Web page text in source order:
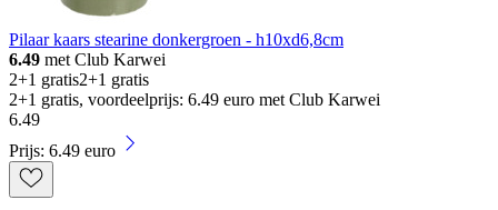
Pilaar kaars stearine donkergroen - h10xd6,8cm
6.49 met Club Karwei
2+1 gratis2+1 gratis
2+1 gratis, voordeelprijs: 6.49 euro met Club Karwei
6.49
Prijs: 6.49 euro